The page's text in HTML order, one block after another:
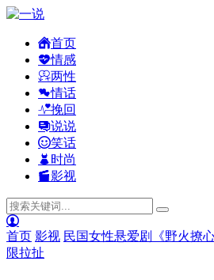
首页
情感
两性
情话
挽回
说说
笑话
时尚
影视
首页 影视 民国女性悬爱剧《野火撩
限拉扯